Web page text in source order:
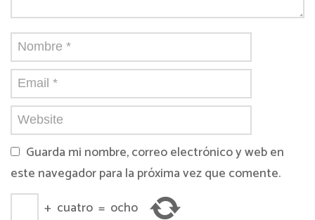
Guarda mi nombre, correo electrónico y web en
este navegador para la próxima vez que comente.
+ cuatro = ocho